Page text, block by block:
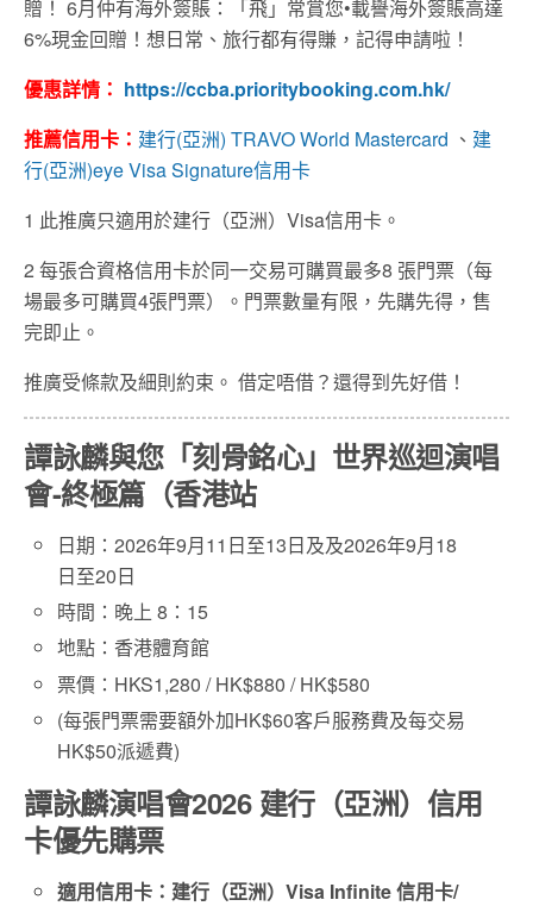
贈！ 6月仲有海外簽賬：「飛」常賞您•載譽海外簽賬高達
6%現金回贈！想日常、旅行都有得賺，記得申請啦！
優惠詳情： https://ccba.prioritybooking.com.hk/
推薦信用卡： 建行(亞洲) TRAVO World Mastercard 、 建
行(亞洲)eye Visa Signature信用卡
1 此推廣只適用於建行（亞洲）Visa信用卡。
2 每張合資格信用卡於同一交易可購買最多8 張門票（每
場最多可購買4張門票）。門票數量有限，先購先得，售
完即止。
推廣受條款及細則約束。 借定唔借？還得到先好借！
譚詠麟與您「刻骨銘心」世界巡迴演唱
會-終極篇（香港站
日期：2026年9月11日至13日及及2026年9月18
日至20日
時間：晚上 8：15
地點：香港體育館
票價：HKS1,280 / HK$880 / HK$580
(每張門票需要額外加HK$60客戶服務費及每交易
HK$50派遞費)
譚詠麟演唱會2026 建行（亞洲）信用
卡優先購票
適用信用卡：建行（亞洲）Visa Infinite 信用卡/